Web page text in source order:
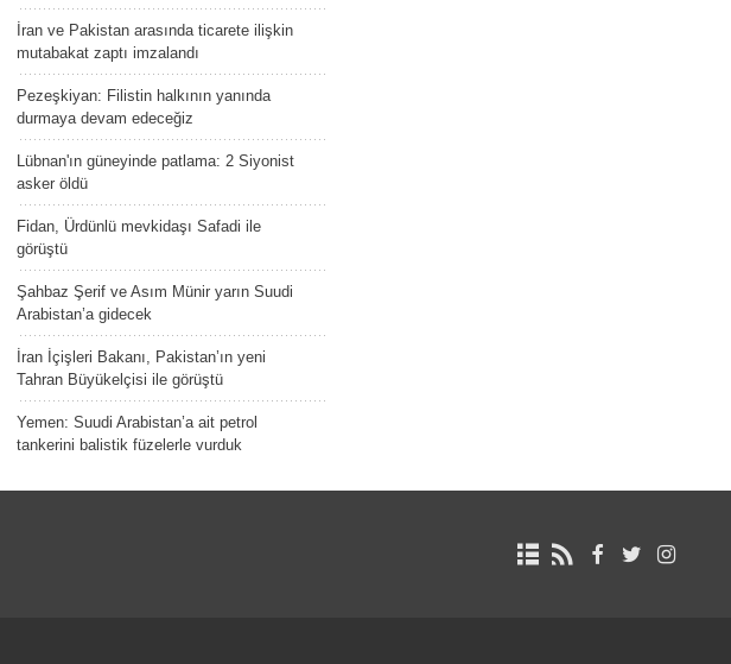
İran ve Pakistan arasında ticarete ilişkin
mutabakat zaptı imzalandı
Pezeşkiyan: Filistin halkının yanında
durmaya devam edeceğiz
Lübnan'ın güneyinde patlama: 2 Siyonist
asker öldü
Fidan, Ürdünlü mevkidaşı Safadi ile
görüştü
Şahbaz Şerif ve Asım Münir yarın Suudi
Arabistan’a gidecek
İran İçişleri Bakanı, Pakistan’ın yeni
Tahran Büyükelçisi ile görüştü
Yemen: Suudi Arabistan’a ait petrol
tankerini balistik füzelerle vurduk